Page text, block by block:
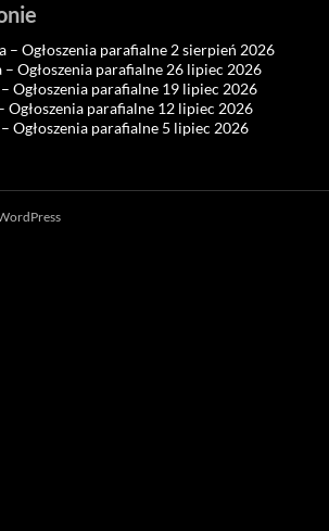
– Ogłoszenia parafialne 2 sierpień 2026
Ogłoszenia parafialne 26 lipiec 2026
Ogłoszenia parafialne 19 lipiec 2026
Ogłoszenia parafialne 12 lipiec 2026
Ogłoszenia parafialne 5 lipiec 2026